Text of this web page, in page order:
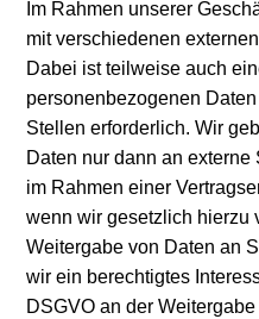
Im Rahmen unserer
mit verschiedenen
Dabei ist teilweise auch
personenbezogenen
Stellen erforderlich. Wir
Daten nur dann an
im Rahmen einer
wenn wir gesetzlich hierzu
Weitergabe von Daten an
wir ein berechtigtes
DSGVO an der